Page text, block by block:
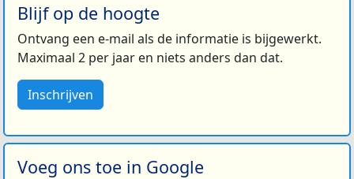
Blijf op de hoogte
Ontvang een e-mail als de informatie is bijgewerkt.
Maximaal 2 per jaar en niets anders dan dat.
Inschrijven
Voeg ons toe in Google